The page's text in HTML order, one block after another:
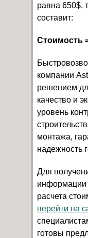
равна 650$,
составит:
Стоимость
компании
решением
качество и
уровень
монтажа,
надежность
Для
информации
расчета
перейти на
готовы